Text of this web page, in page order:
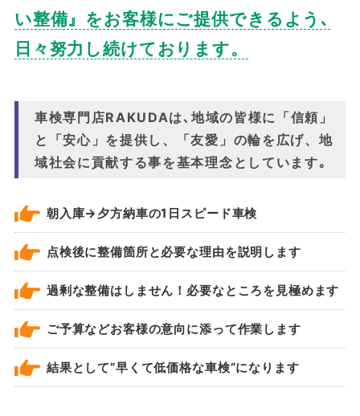
い整備』をお客様にご提供できるよう､
日々努力し続けております。
車検専門店RAKUDAは､地域の皆様に「信頼」
と「安心」を提供し、「友愛」の輪を広げ、地
域社会に貢献する事を基本理念としています｡
朝入庫→夕方納車の1日スピード車検
点検後に整備箇所と必要な理由を説明します
過剰な整備はしません！必要なところを見極めます
ご予算などお客様の意向に添って作業します
結果として”早くて低価格な車検”になります